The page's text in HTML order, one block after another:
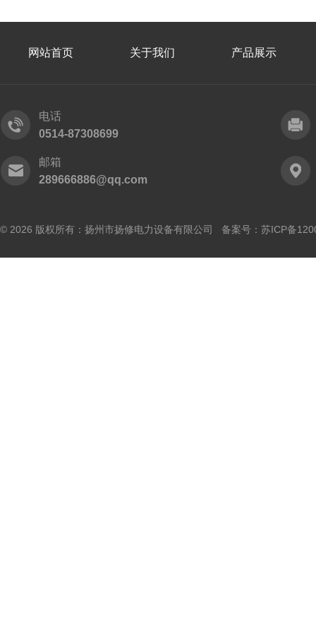
网站首页 关于我们 产品展示
电话
0514-87308699
邮箱
289666886@qq.com
© 2026 版权所有：扬州市扬修电力设备有限公司 备案号： 苏ICP备